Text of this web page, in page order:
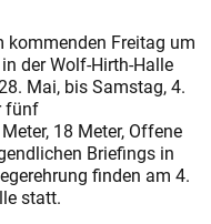
kommenden Freitag um
der Wolf-Hirth-Halle
Mai, bis Samstag, 4.
fünf
18 Meter, Offene
Briefings in
finden am 4.
statt.